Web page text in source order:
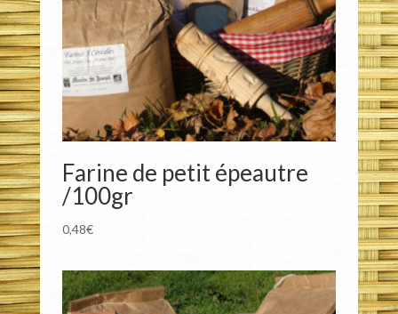
Farine de petit épeautre
/100gr
0,48€